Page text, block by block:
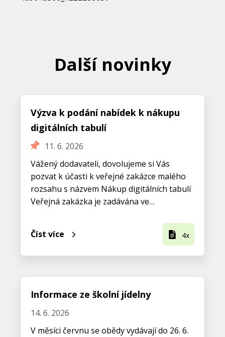
Další novinky
Výzva k podání nabídek k nákupu
digitálních tabulí
11. 6. 2026
Vážený dodavateli, dovolujeme si Vás
pozvat k účasti k veřejné zakázce malého
rozsahu s názvem Nákup digitálních tabulí
Veřejná zakázka je zadávána ve…
Číst více 4x
Informace ze školní jídelny
14. 6. 2026
V měsíci červnu se obědy vydávají do 26. 6.